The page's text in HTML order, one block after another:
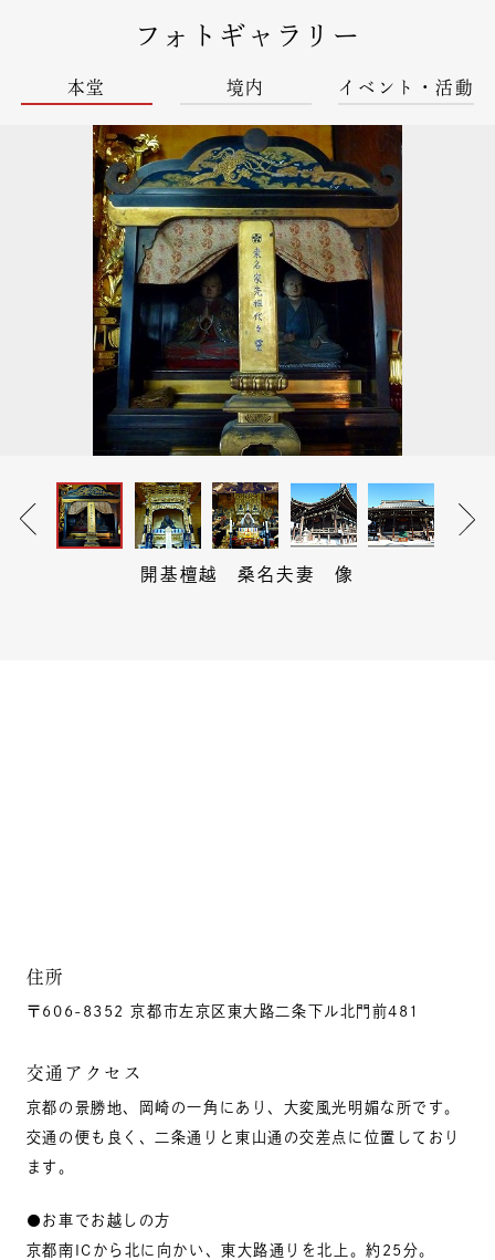
フォトギャラリー
本堂 境内 イベント・活動
開基檀越 桑名夫妻 像
住所
〒606-8352 京都市左京区東大路二条下ル北門前481
交通アクセス
京都の景勝地、岡崎の一角にあり、大変風光明媚な所です。
交通の便も良く、二条通りと東山通の交差点に位置しており
ます。
●お車でお越しの方
京都南ICから北に向かい、東大路通りを北上。約25分。